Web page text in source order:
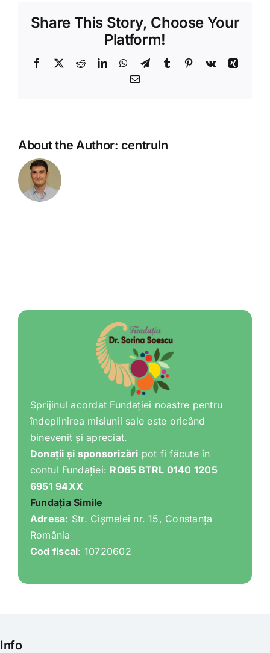
Tratamente naturale
Iubim fructele
Share This Story, Choose Your
Platform!
Facebook
X RedditLinkedInWhatsApp
TelegramTumblr Pinterest
Vk
Xing
Email
About the Author: centruln
Sprijinul acordat Fundației noastre pentru
îndeplinirea misiunii sale este oricând
binevenit și apreciat.
Donații și sponsorizări pot fi făcute în
contul Fundației: RO65 BTRL 0140 1205
6951 94XX
Fundația Simile
Adresa: Str. Cișmelei nr. 15, Constanța
România
Cod fiscal: 10720602
Info